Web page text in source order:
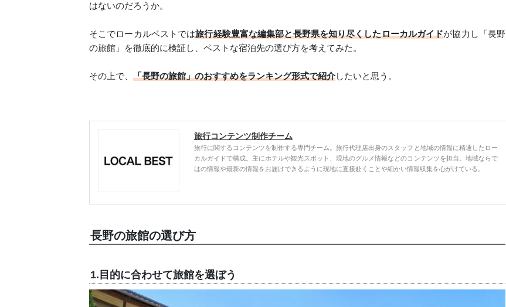
はないのだろうか。
そこでローカルベストでは旅行経験豊富な編集部と長野県を知り尽くしたローカルガイドが協力し「長野
の旅館」を徹底的に検証し、ベストな宿泊先の選び方を考えてみた。
その上で、 「長野の旅館」のおすすめをランキング形式で紹介したいと思う。
旅行コンテンツ制作チーム
旅行に関するコンテンツを制作する専門チーム。旅行代理店出身のスタッフと地域の情報に精通したロー
カルガイドで構成。主にホテルや観光スポット、現地のグルメ情報などのコンテンツを担当。地域ならで
はの情報や最新の情報をお届けできるように現地に直接赴くことや細かい情報収集を心がけている。
長野の旅館の選び方
1.目的に合わせて旅館を選ぼう